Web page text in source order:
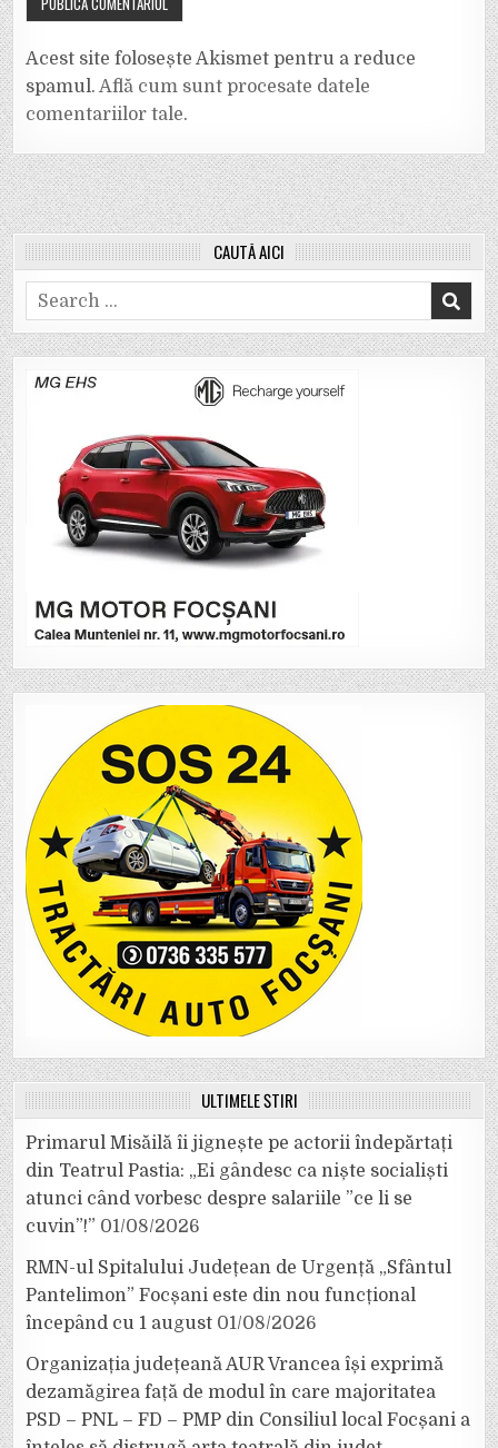
Acest site folosește Akismet pentru a reduce
spamul.Află cum sunt procesate datele
comentariilor tale.
CAUTĂ AICI
Search
for:
ULTIMELE ȘTIRI
Primarul Misăilă îi jignește pe actorii îndepărtați
din Teatrul Pastia: „Ei gândesc ca niște socialiști
atunci când vorbesc despre salariile ”ce li se
cuvin”!” 01/08/2026
RMN-ul Spitalului Județean de Urgență „Sfântul
Pantelimon” Focșani este din nou funcțional
începând cu 1 august 01/08/2026
Organizația județeană AUR Vrancea își exprimă
dezamăgirea față de modul în care majoritatea
PSD – PNL – FD – PMP din Consiliul local Focșani a